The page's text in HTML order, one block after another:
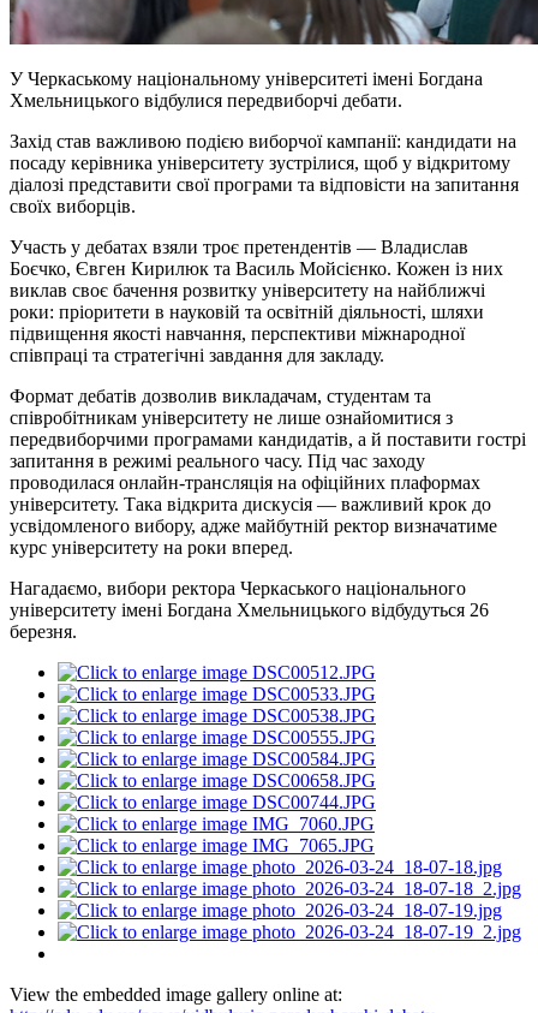
У Черкаському національному університеті імені Богдана
Хмельницького відбулися передвиборчі дебати.
Захід став важливою подією виборчої кампанії: кандидати на
посаду керівника університету зустрілися, щоб у відкритому
діалозі представити свої програми та відповісти на запитання
своїх виборців.
Участь у дебатах взяли троє претендентів — Владислав
Боєчко, Євген Кирилюк та Василь Мойсієнко. Кожен із них
виклав своє бачення розвитку університету на найближчі
роки: пріоритети в науковій та освітній діяльності, шляхи
підвищення якості навчання, перспективи міжнародної
співпраці та стратегічні завдання для закладу.
Формат дебатів дозволив викладачам, студентам та
співробітникам університету не лише ознайомитися з
передвиборчими програмами кандидатів, а й поставити гострі
запитання в режимі реального часу. Під час заходу
проводилася онлайн-трансляція на офіційних плаформах
університету. Така відкрита дискусія — важливий крок до
усвідомленого вибору, адже майбутній ректор визначатиме
курс університету на роки вперед.
Нагадаємо, вибори ректора Черкаського національного
університету імені Богдана Хмельницького відбудуться 26
березня.
View the embedded image gallery online at: